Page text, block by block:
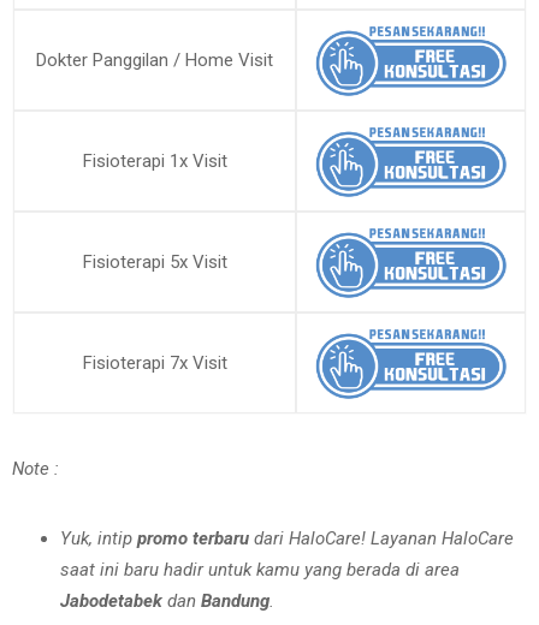
Dokter Panggilan / Home Visit
Fisioterapi 1x Visit
Fisioterapi 5x Visit
Fisioterapi 7x Visit
Note :
Yuk, intip promo terbaru dari HaloCare! Layanan HaloCare
saat ini baru hadir untuk kamu yang berada di area
Jabodetabek dan Bandung.